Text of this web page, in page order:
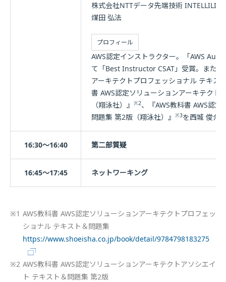
株式会社NTTデータ先端技術
煤田 弘法
プロフィール
AWS認定インストラクター。「AWS
て「Best Instructor CSAT」受賞。また、
アーキテクトプロフェッショナル テキス
書 AWS認定ソリューションアーキテクト
（翔泳社）』 ※2、『AWS教科書 AWS認
問題集 第2版（翔泳社）』 ※3を西城 俊介
16:30～16:40 第二部質疑
16:45～17:45 ネットワーキング
※1 AWS教科書 AWS認定ソリューションアーキテクトプロフェッ
ショナル テキスト＆問題集
https://www.shoeisha.co.jp/book/detail/9784798183275
※2 AWS教科書 AWS認定ソリューションアーキテクトアソシエイ
ト テキスト＆問題集 第2版